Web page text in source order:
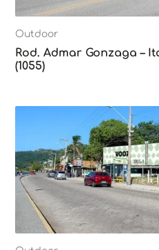
Outdoor
Rod. Admar Gonzaga –
(1055)